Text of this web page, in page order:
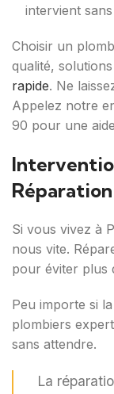
intervient sans
Choisir un
qualité,
rapide. Ne
Appelez notre
90 pour une
Réparation
Si vous vivez à
nous vite.
pour éviter plus
Peu importe si
plombiers
sans attendre.
La